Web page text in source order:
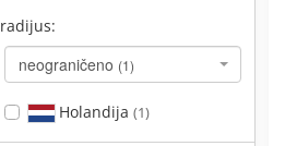
radijus:
neograničeno (1)
Holandija (1)